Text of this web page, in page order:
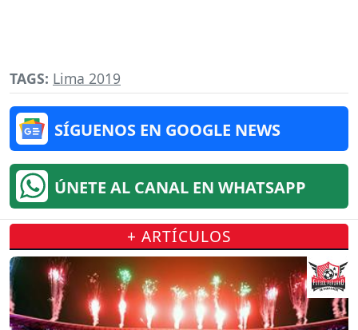
TAGS: Lima 2019
SÍGUENOS EN GOOGLE NEWS
ÚNETE AL CANAL EN WHATSAPP
+ ARTÍCULOS